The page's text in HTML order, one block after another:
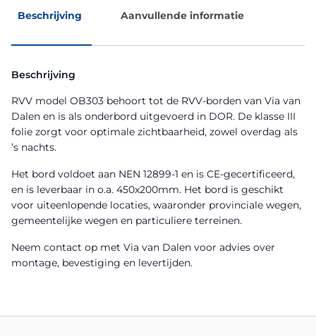
Beschrijving Aanvullende informatie
Beschrijving
RVV model OB303 behoort tot de RVV-borden van Via van
Dalen en is als onderbord uitgevoerd in DOR. De klasse III
folie zorgt voor optimale zichtbaarheid, zowel overdag als
’s nachts.
Het bord voldoet aan NEN 12899-1 en is CE-gecertificeerd,
en is leverbaar in o.a. 450x200mm. Het bord is geschikt
voor uiteenlopende locaties, waaronder provinciale wegen,
gemeentelijke wegen en particuliere terreinen.
Neem contact op met Via van Dalen voor advies over
montage, bevestiging en levertijden.